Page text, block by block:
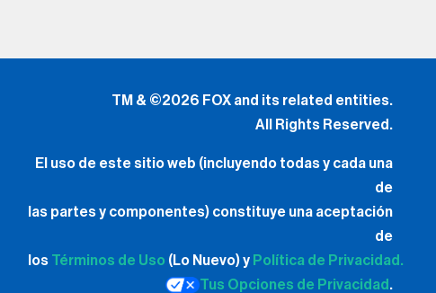
TM & ©2026 FOX and its related entities.
All Rights Reserved.
El uso de este sitio web (incluyendo todas y cada una
de
las partes y componentes) constituye una aceptación
de
los Términos de Uso (Lo Nuevo) y Política de Privacidad.
Tus Opciones de Privacidad .